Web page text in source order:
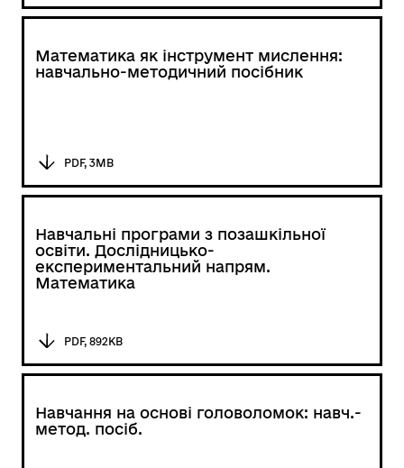
Математика як інструмент мислення:
навчально-методичний посібник
PDF, 3MB
Навчальні програми з позашкільної
освіти. Дослідницько-
експериментальний напрям.
Математика
PDF, 892KB
Навчання на основі головоломок: навч.-
метод. посіб.